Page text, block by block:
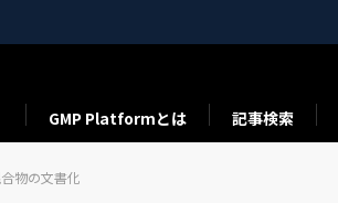
GMP Platformとは 記事検索
物の文書化